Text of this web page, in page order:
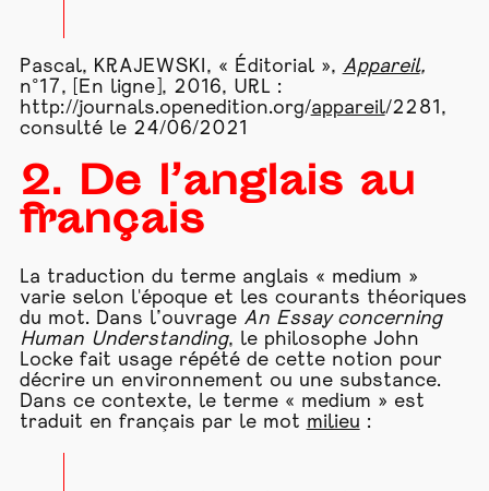
Pascal, KRAJEWSKI, « Éditorial », Appareil,
n°17, [En ligne], 2016, URL :
http://journals.openedition.org/appareil/2281,
consulté le 24/06/2021
2. De l’anglais au
français
La traduction du terme anglais « medium »
varie selon l'époque et les courants théoriques
du mot. Dans l’ouvrage An Essay concerning
Human Understanding, le philosophe John
Locke fait usage répété de cette notion pour
décrire un environnement ou une substance.
Dans ce contexte, le terme « medium » est
traduit en français par le mot milieu :